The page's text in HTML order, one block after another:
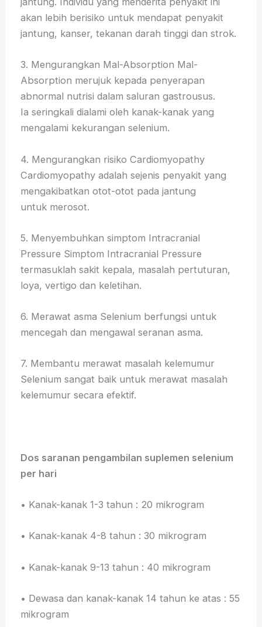
akan lebih berisiko untuk mendapat penyakit
jantung, kanser, tekanan darah tinggi dan strok.
3. Mengurangkan Mal-Absorption Mal-
Absorption merujuk kepada penyerapan
abnormal nutrisi dalam saluran gastrousus.
Ia seringkali dialami oleh kanak-kanak yang
mengalami kekurangan selenium.
4. Mengurangkan risiko Cardiomyopathy
Cardiomyopathy adalah sejenis penyakit yang
mengakibatkan otot-otot pada jantung
untuk merosot.
5. Menyembuhkan simptom Intracranial
Pressure Simptom Intracranial Pressure
termasuklah sakit kepala, masalah pertuturan,
loya, vertigo dan keletihan.
6. Merawat asma Selenium berfungsi untuk
mencegah dan mengawal seranan asma.
7. Membantu merawat masalah kelemumur
Selenium sangat baik untuk merawat masalah
kelemumur secara efektif.
Dos saranan pengambilan suplemen selenium
per hari
• Kanak-kanak 1-3 tahun : 20 mikrogram
• Kanak-kanak 4-8 tahun : 30 mikrogram
• Kanak-kanak 9-13 tahun : 40 mikrogram
• Dewasa dan kanak-kanak 14 tahun ke atas : 55
mikrogram